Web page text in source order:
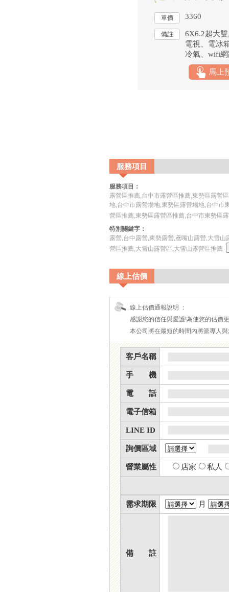
單價 3360
備註
6X6.2超大
電視、電冰
冷氣、wifi
利浦不銹鋼
棉寢具、乾
馬上
服務項目
服務項目：
露營區推薦,台中市露營區推薦,東勢區露營
地,台中市露營場地,東勢區露營場地,台中市
營區推薦,東勢區露營區推薦,台中市東勢區
特別關鍵字：
露營,台中露營,東勢露營,鳶嘴山露營,大雪
營區推薦,大雪山露營區,大雪山露營區推薦
線上估價
線上估價通報說明 ：
感謝您的信任與愛護!為使您的估價
本公司將在最短的時間內將派專人
客戶名稱
手 機
電 話
電子信箱
LINE ID
詢價區域
營業屬性 店家 私人
需求期限 月
備 註